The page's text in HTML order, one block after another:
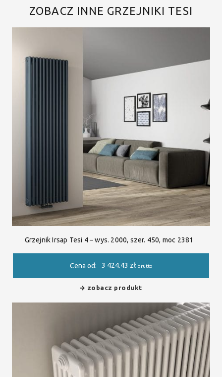
ZOBACZ INNE GRZEJNIKI TESI
Grzejnik Irsap Tesi 4 – wys. 2000, szer. 450, moc 2381
Cena od: 3 424.43 zł brutto
zobacz produkt